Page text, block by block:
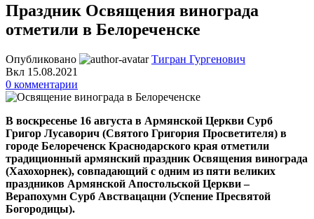
Праздник Освящения винограда
отметили в Белореченске
Опубликовано
Тигран Гургенович
Вкл 15.08.2021
0 комментарии
В воскресенье 16 августа в Армянской Церкви Сурб
Григор Лусаворич (Святого Григория Просветителя) в
городе Белореченск Краснодарского края отметили
традиционный армянский праздник Освящения винограда
(Хахохорнек), совпадающий с одним из пяти великих
праздников Армянской Апостольской Церкви –
Верапохумн Сурб Авствацацни (Успение Пресвятой
Богородицы).